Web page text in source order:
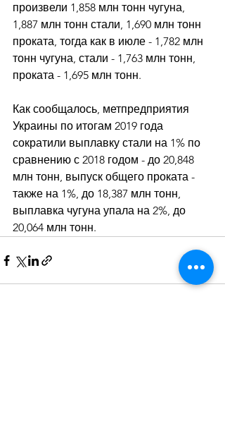
произвели 1,858 млн тонн чугуна,
1,887 млн тонн стали, 1,690 млн тонн
проката, тогда как в июле - 1,782 млн
тонн чугуна, стали - 1,763 млн тонн,
проката - 1,695 млн тонн.
Как сообщалось, метпредприятия
Украины по итогам 2019 года
сократили выплавку стали на 1% по
сравнению с 2018 годом - до 20,848
млн тонн, выпуск общего проката -
также на 1%, до 18,387 млн тонн,
выплавка чугуна упала на 2%, до
20,064 млн тонн.